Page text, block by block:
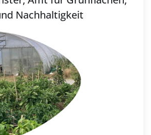
Nachhaltigkeit